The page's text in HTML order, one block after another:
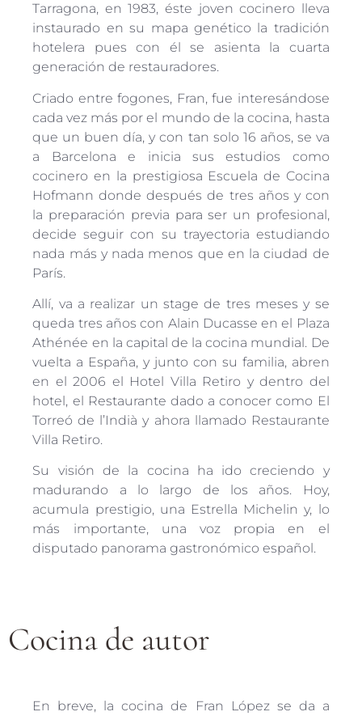
Tarragona, en 1983, éste joven cocinero lleva
instaurado en su mapa genético la tradición
hotelera pues con él se asienta la cuarta
generación de restauradores.
Criado entre fogones, Fran, fue interesándose
cada vez más por el mundo de la cocina, hasta
que un buen día, y con tan solo 16 años, se va
a Barcelona e inicia sus estudios como
cocinero en la prestigiosa Escuela de Cocina
Hofmann donde después de tres años y con
la preparación previa para ser un profesional,
decide seguir con su trayectoria estudiando
nada más y nada menos que en la ciudad de
París.
Allí, va a realizar un stage de tres meses y se
queda tres años con Alain Ducasse en el Plaza
Athénée en la capital de la cocina mundial. De
vuelta a España, y junto con su familia, abren
en el 2006 el Hotel Villa Retiro y dentro del
hotel, el Restaurante dado a conocer como El
Torreó de l’Indià y ahora llamado Restaurante
Villa Retiro.
Su visión de la cocina ha ido creciendo y
madurando a lo largo de los años. Hoy,
acumula prestigio, una Estrella Michelin y, lo
más importante, una voz propia en el
disputado panorama gastronómico español.
Cocina de autor
En breve, la cocina de Fran López se da a